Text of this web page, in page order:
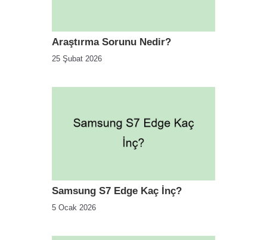
Araştırma Sorunu Nedir?
25 Şubat 2026
Samsung S7 Edge Kaç İnç?
5 Ocak 2026